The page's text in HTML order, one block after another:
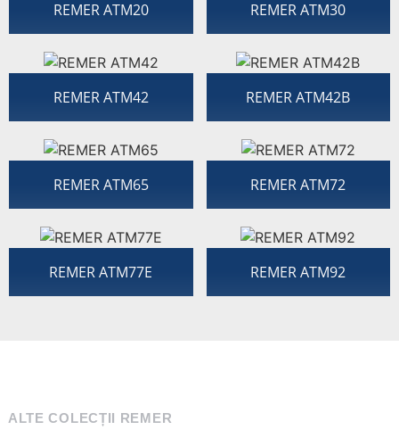
REMER ATM20 REMER ATM30
REMER ATM42 REMER ATM42B
REMER ATM65 REMER ATM72
REMER ATM77E REMER ATM92
ALTE COLECȚII REMER